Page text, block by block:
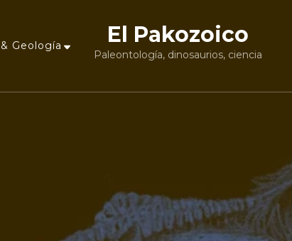
Geología El Pakozoico
Paleontología, dinosaurios, ciencia